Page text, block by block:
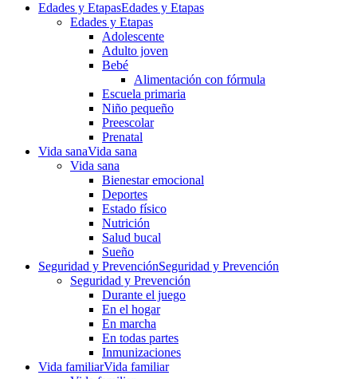
Edades y EtapasEdades y Etapas
Edades y Etapas
Adolescente
Adulto joven
Bebé
Alimentación con fórmula
Escuela primaria
Niño pequeño
Preescolar
Prenatal
Vida sanaVida sana
Vida sana
Bienestar emocional
Deportes
Estado físico
Nutrición
Salud bucal
Sueño
Seguridad y PrevenciónSeguridad y Prevención
Seguridad y Prevención
Durante el juego
En el hogar
En marcha
En todas partes
Inmunizaciones
Vida familiarVida familiar